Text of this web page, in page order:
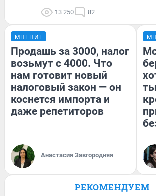
13 250 82
МНЕНИЕ
Продашь за 3000, налог
возьмут с 4000. Что
нам готовит новый
налоговый закон — он
коснется импорта и
даже репетиторов
Анастасия Завгородняя
РЕКОМЕНДУЕМ